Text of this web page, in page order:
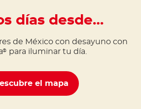
días desde…
de México con desayuno con
® para iluminar tu día.
el mapa